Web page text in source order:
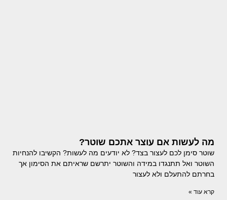
מה לעשות אם עוצר אתכם שוטר?
שוטר סימן לכם לעצור בצד? לא יודעים מה לעשות? הקשיבו להנחיות
השוטר ואל תתנגדו במידה והשוטר יתרשם שראיתם את הסימון אך
בחרתם להתעלם ולא לעצור
קרא עוד »